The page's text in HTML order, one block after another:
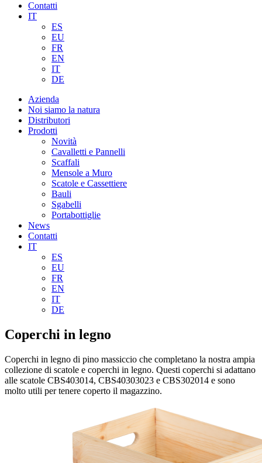
Contatti
IT
ES
EU
FR
EN
IT
DE
Azienda
Noi siamo la natura
Distributori
Prodotti
Novità
Cavalletti e Pannelli
Scaffali
Mensole a Muro
Scatole e Cassettiere
Bauli
Sgabelli
Portabottiglie
News
Contatti
IT
ES
EU
FR
EN
IT
DE
Coperchi in legno
Coperchi in legno di pino massiccio che completano la nostra ampia
collezione di scatole e coperchi in legno. Questi coperchi si adattano
alle scatole CBS403014, CBS40303023 e CBS302014 e sono
molto utili per tenere coperto il magazzino.